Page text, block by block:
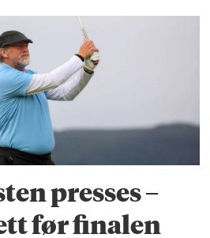
presses –
før finalen